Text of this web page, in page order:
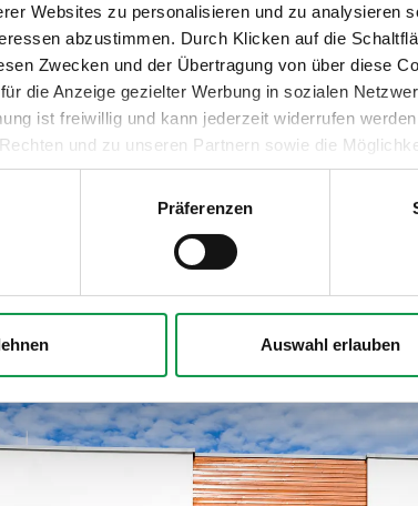
Websites zu personalisieren und zu analysieren
abzustimmen. Durch Klicken auf die
Zwecken und der Übertragung von über diese
die Anzeige gezielter Werbung in sozialen
ist freiwillig und kann jederzeit widerrufen
und zu unseren Partnern sowie die
finden Sie unter dem Link „Detaillierte
Präferenzen
Auswahl erlauben
bestehen aus einem unauffälligen
Holzverkleidungen befestigt sind.
Maßen 1×2 oder 1,2×2 m, die man
Seiten des Carports
den Paneelen und dem Boden als
dem Dach ist immer ein Spalt
Spalts hängt vom Dachgefälle ab).
oder
eines